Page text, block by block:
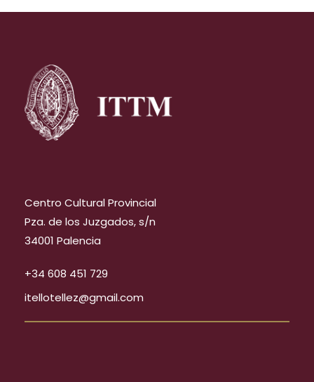
Centro Cultural Provincial
Pza. de los Juzgados, s/n
34001 Palencia
+34 608 451 729
itellotellez@gmail.com